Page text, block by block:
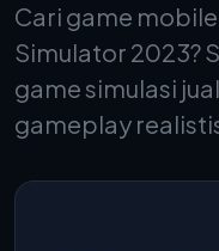
Cari game
Simulator 2023?
game simulasi
gameplay